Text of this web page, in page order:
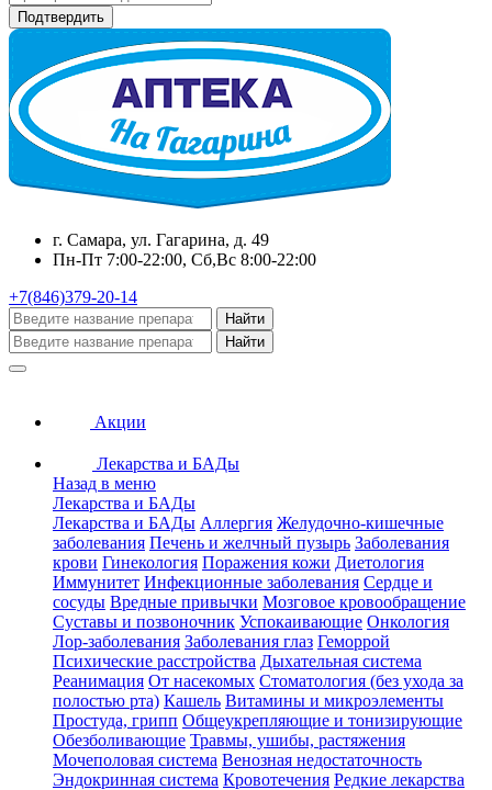
г. Самара, ул. Гагарина, д. 49
Пн-Пт 7:00-22:00, Сб,Вс 8:00-22:00
+7(846)379-20-14
Найти
Найти
Акции
Лекарства и БАДы
Назад в меню
Лекарства и БАДы
Лекарства и БАДы Аллергия Желудочно-кишечные
заболевания Печень и желчный пузырь Заболевания
крови Гинекология Поражения кожи Диетология
Иммунитет Инфекционные заболевания Сердце и
сосуды Вредные привычки Мозговое кровообращение
Суставы и позвоночник Успокаивающие Онкология
Лор-заболевания Заболевания глаз Геморрой
Психические расстройства Дыхательная система
Реанимация От насекомых Стоматология (без ухода за
полостью рта) Кашель Витамины и микроэлементы
Простуда, грипп Общеукрепляющие и тонизирующие
Обезболивающие Травмы, ушибы, растяжения
Мочеполовая система Венозная недостаточность
Эндокринная система Кровотечения Редкие лекарства